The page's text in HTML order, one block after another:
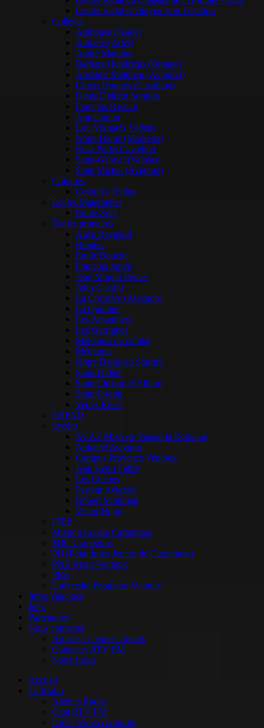
Centre social et citoyen Lou Tricadou
Collèges
Alphonse Daudet
Ampère (Arles)
André Malraux
Barbara Hendricks (Orange)
Anselme Matthieu (Avignon)
Clovis Hugues (Cavaillon)
Denis Diderot Sorgues
François Raspail
Jean Garcin
Lou Vignarès Vedène
Notre Dame (Monteux)
Rosa Parks Cavaillon
Saint-Gabriel (Valréas)
Saint Michel (Avignon)
Colonies
Colonies Telligo
Ecoles Maternelles
Emile Zola
Écoles primaires
Alice Reynaud
Brantes
Emile Bouche
François Jouve
Jean Moulin Pernes
Jules Cassini
La Croisière (Avignon)
La Quintine
Les Amandiers
Les Garrigues
Malemort du comtat
Méthamis
Notre Dame du Sourire
Saint-Didier
Saint Christol d’Albion
Saint Joseph
Vertes Rives
EHPAD
Lycées
ACAF MSA de Vaison la Romaine
Aubanel Avignon
Campus Provence Ventoux
Jean Henri Fabre
Les Chênes
Pasteur Avignon
Robert Schuman
Victor Hugo
ITEP
Mission Locale Carpentras
MJC Carpentras
PIJ (Point Infos Jeunes de Carpentras)
PNR Mont-Ventoux
PRE
Université Populaire Ventoux
Infos Vaucluse
Jeux
Partenaires
Nous contacter
Artistes et Jeunes Talents
Contacter RTV FM
Notre Logo
Accueil
La Radio
Ateliers Radio
Chat RTV FM
Direct Video du studio